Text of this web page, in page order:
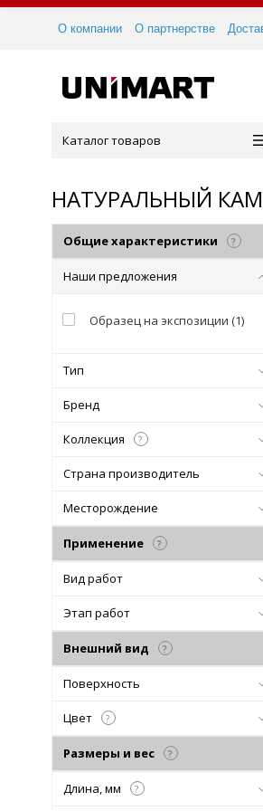
О компании О партнерстве
Каталог товаров
НАТУРАЛЬНЫЙ
всегда выгоднее!
Подобрать комплект
Общие характеристики ?
Наши предложения
Образец на экспозиции (1)
Тип
Бренд
Коллекция ?
Страна производитель
Месторождение
Применение ?
Вид работ
Этап работ
Внешний вид ?
Поверхность
Цвет ?
Размеры и вес ?
Длина, мм ?